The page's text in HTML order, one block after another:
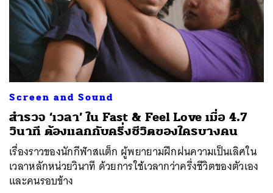
Screen and Sound
สำรวจ ‘เวลา’ ใน Fast & Feel Love เมื่อ 4.7
วินาที ต้องแลกกับครึ่งชีวิตของใครบางคน
เรื่องราวของนักกีฬาสแต็ก ผู้พยายามฝึกฝนความเป็นเลิศใน
เวลาหลักหน่วยวินาที ด้วยการใช้เวลากว่าครึ่งชีวิตของตัวเอง
และคนรอบข้าง